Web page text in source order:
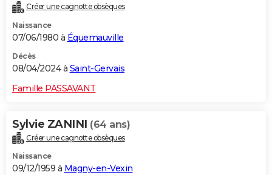
Créer une cagnotte obsèques
Naissance
07/06/1980 à Équemauville
Décès
08/04/2024 à Saint-Gervais
Famille PASSAVANT
Sylvie ZANINI (64 ans)
Créer une cagnotte obsèques
Naissance
09/12/1959 à Magny-en-Vexin